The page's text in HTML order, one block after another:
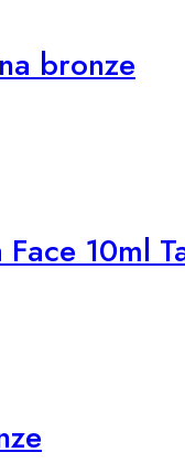
bronze
10ml